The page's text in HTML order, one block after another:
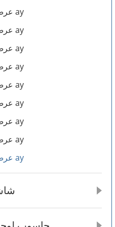
عرض صناعة ay
عرض صناعة ay
عرض صناعة ay
عرض صناعة ay
عرض صناعة ay
عرض صناعة ay
عرض صناعة ay
عرض صناعة ay
عرض صناعة ay